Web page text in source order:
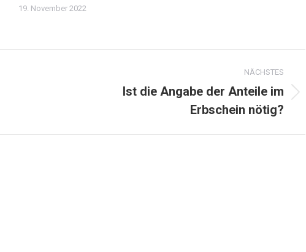
19. November 2022
NÄCHSTES
Ist die Angabe der Anteile im
Erbschein nötig?